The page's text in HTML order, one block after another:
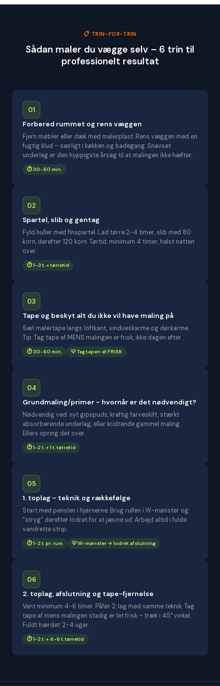
📋 TRIN-FOR-TRIN
Sådan maler du vægge selv – 6 trin til
professionelt resultat
01
Forbered rummet og rens væggen
Fjern møbler eller dæk med malerplast. Rens væggen med en
fugtig klud – særligt i køkken og badegang. Snavset
underlag er den hyppigste årsag til at malingen ikke hæfter.
⏱️ 30-60 min.
02
Spartel, slib og gentag
Fyld huller med finspartel. Lad tørre 2-4 timer, slib med 80
korn, derefter 120 korn. Tørtid: minimum 4 timer, helst natten
over.
⏱️ 1-3 t. + tørretid
03
Tape og beskyt alt du ikke vil have maling på
Sæt malertape langs loftkant, vindueskarme og dørkarme.
Tip: Tag tape af MENS malingen er frisk, ikke dagen efter.
⏱️ 30-60 min. 💡 Tag tapen af FRISK
04
Grundmaling/primer – hvornår er det nødvendigt?
Nødvendig ved: nyt gipspuds, kraftig farveskift, stærkt
absorberende underlag, eller kridtende gammel maling.
Ellers spring det over.
⏱️ 1-2 t. + 1 t. tørretid
05
1. toplag – teknik og rækkefølge
Start med penslen i hjørnerne. Brug rullen i W-mønster og
“stryg” derefter lodret for at jævne ud. Arbejd altid i fulde
vandrette strip.
⏱️ 1-2 t. pr. rum 💡 W-mønster → lodret afslutning
06
2. toplag, afslutning og tape-fjernelse
Vent minimum 4-6 timer. Påfør 2. lag med samme teknik. Tag
tape af mens malingen stadig er let frisk – træk i 45° vinkel.
Fuldt hærdet: 2-4 uger.
⏱️ 1-2 t. + 4-6 t. tørretid